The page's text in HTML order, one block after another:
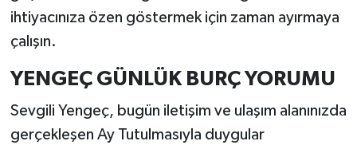
ihtiyacınıza özen göstermek için zaman ayırmaya
çalışın.
YENGEÇ GÜNLÜK BURÇ YORUMU
Sevgili Yengeç, bugün iletişim ve ulaşım alanınızda
gerçekleşen Ay Tutulmasıyla duygular